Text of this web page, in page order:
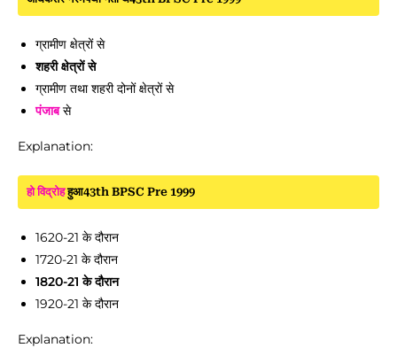
ग्रामीण क्षेत्रों से
शहरी क्षेत्रों से
ग्रामीण तथा शहरी दोनों क्षेत्रों से
पंजाबसे
Explanation:
हो विद्रोहहुआ43th BPSC Pre 1999
1620-21 के दौरान
1720-21 के दौरान
1820-21 के दौरान
1920-21 के दौरान
Explanation: